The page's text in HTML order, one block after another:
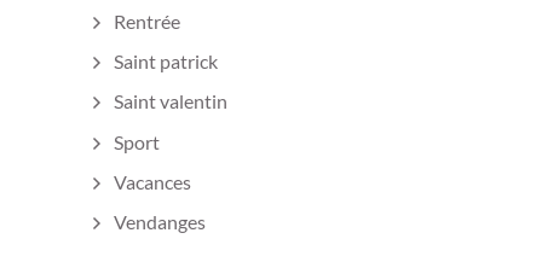
Rentrée
Saint patrick
Saint valentin
Sport
Vacances
Vendanges